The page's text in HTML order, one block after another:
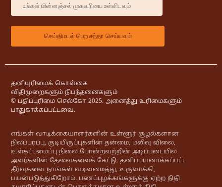
தனியுரிமைக் கொள்கை
விதிமுறைகளும் நிபந்தனைகளும்
© பதிப்புரிமை செல்கோ 2025. அனைத்து உரிமைகளும்
பாதுகாக்கப்பட்டவை.
எங்கள் வாடிக்கையாளர்களின் உள்ளூர் சூழல்களான
நிலப்பரப்பு, குடியிருப்புகளின் தன்மை, மலிவு விலை,
உள்கட்டமைப்பு நிலை போன்றவற்றின் அடிப்படையில்
அவர்களின் தேவைகளைக் கேட்டு, தனிப்பயனாக்கப்பட்ட
தீர்வுகளை நாங்கள் வடிவமைத்து, உருவாக்கி,
பயன்படுத்துகிறோம். பணப்புழக்கங்களுக்கு ஏற்ற நிதி